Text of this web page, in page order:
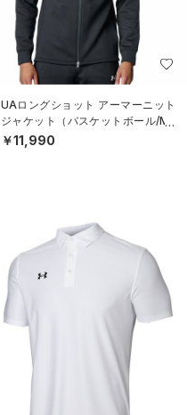
UAロングショット アーマーニット
ジャケット（バスケットボール/ME
N）
￥11,990